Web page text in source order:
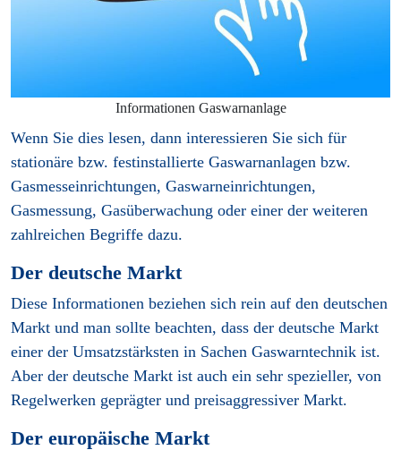
Informationen Gaswarnanlage
Wenn Sie dies lesen, dann interessieren Sie sich für
stationäre bzw. festinstallierte Gaswarnanlagen bzw.
Gasmesseinrichtungen, Gaswarneinrichtungen,
Gasmessung, Gasüberwachung oder einer der weiteren
zahlreichen Begriffe dazu.
Der deutsche Markt
Diese Informationen beziehen sich rein auf den deutschen
Markt und man sollte beachten, dass der deutsche Markt
einer der Umsatzstärksten in Sachen Gaswarntechnik ist.
Aber der deutsche Markt ist auch ein sehr spezieller, von
Regelwerken geprägter und preisaggressiver Markt.
Der europäische Markt